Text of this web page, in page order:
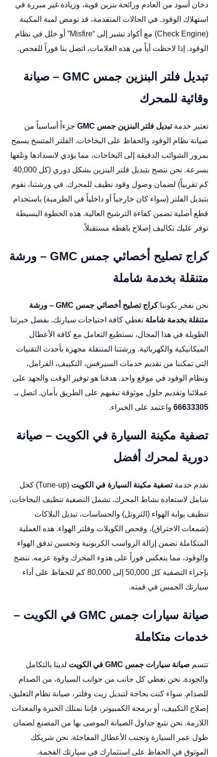
دخان أسود من العادم ورائحة بنزين قوية، وزيادة غير مبررة في
استهلاك الوقود. في الحالات المتقدمة، قد تومض لمبة المكينة
(Check Engine) مع أكواد تشير إلى “Misfire” أو خلل في نظام
الوقود. إذا لاحظت أياً من هذه العلامات، اتصل بنا فوراً للفحص.
تبديل فلتر البنزين جمس GMC – صيانة
وقائية للمحرك
تعتبر خدمةتبديل فلتر البنزين جمس GMC
جزءاً أساسياً من
صيانة نظام الوقود والحفاظ على البخاخات. الفلتر المتسخ يسمح
بمرور الشوائب الدقيقة إلى البخاخات، مما يؤدي لانسدادها وتلفها
بسرعة. نحن ننصح بتبديل فلتر البنزين بشكل دوري (كل 40,000
كم تقريباً) لضمان وصول وقود نظيف للمحرك. في ورشتنا، نقوم
بتبديل الفلتر (سواء كان خارجياً أو داخلياً في الطرمبة) باستخدام
قطع أصلية تضمن كفاءة الترشيح العالية. هذه الخطوة البسيطة
توفر عليك تكاليف إصلاح باهظة مستقبلاً.
كراج تصليح أخصائي جمس GMC – ورشة
متنقلة بخدمة شاملة
نحن نفخر بكوننا
كراج تصليح أخصائي جمس GMC – ورشة
متنقلة بخدمة شاملة تغطي كافة احتياجات سيارتك. بفضل خبرتنا
الطويلة في هذا المجال، نستطيع التعامل مع كافة الأعطال
الميكانيكية والكهربائية. ورشتنا المتنقلة مجهزة بأحدث التقنيات
التي تمكننا من تقديم خدمات السيرفس، التكييف، الفرامل،
ونظام الوقود في موقع واحد. هدفنا هو توفير الوقت والجهد على
عملائنا وتقديم حلول موثوقة تبقيهم على الطريق بأمان. اتصل بـ
66633305واعتمد على الخبراء.
تصفية مكينة السيارة في الكويت – صيانة
دورية لمحرك أفضل
نقدم خدمةتصفية مكينة السيارة في الكويت
(Tune-up) كحل
شامل لاستعادة نشاط المحرك. تشمل التصفية تنظيف البخاخات،
تنظيف بوابة الهواء (الثروتل) والحساسات، تبديل البلاكات
(شمعات الاحتراق)، وفحص الكويلات وفلتر الهواء. هذه العملية
المتكاملة تضمن إزالة الرواسب الكربونية وتحسين تدفق الهواء
والوقود، مما ينعكس فوراً على هدوء المحرك وقوة عزمه. ننصح
بإجراء التصفية كل 50,000 إلى 80,000 كم للحفاظ على أداء
سيارتك الجمس في قمته.
صيانة سيارات جمس GMC في الكويت –
خدمات متكاملة
تتسم صيانة سيارات جمس GMC في الكويت
لدينا بالتكامل
والجودة. نحن نغطي كل جانب من جوانب السيارة، من الصدام
للصدام. سواء كنت بحاجة لتبديل زيت وفلتر، صيانة نظام التعليق،
إصلاح التكييف، أو برمجة الكمبيوتر، فإننا نمتلك الخبرة والمعدات
اللازمة. نحن نتبع جداول الصيانة الموصى بها من المصنع لضمان
طول عمر السيارة وتجنب الأعطال المفاجئة. نحن شريكك
الموثوق في الحفاظ على استثمارك في سيارتك الفخمة.